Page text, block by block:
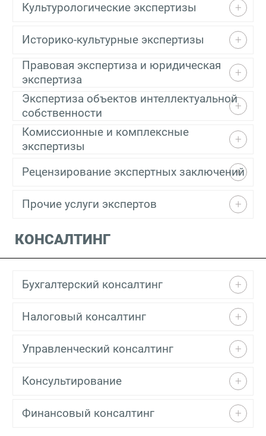
Культурологические экспертизы
Историко-культурные экспертизы
Правовая экспертиза и юридическая
экспертиза
Экспертиза объектов интеллектуальной
собственности
Комиссионные и комплексные
экспертизы
Рецензирование экспертных заключений
Прочие услуги экспертов
КОНСАЛТИНГ
Бухгалтерский консалтинг
Налоговый консалтинг
Управленческий консалтинг
Консультирование
Финансовый консалтинг